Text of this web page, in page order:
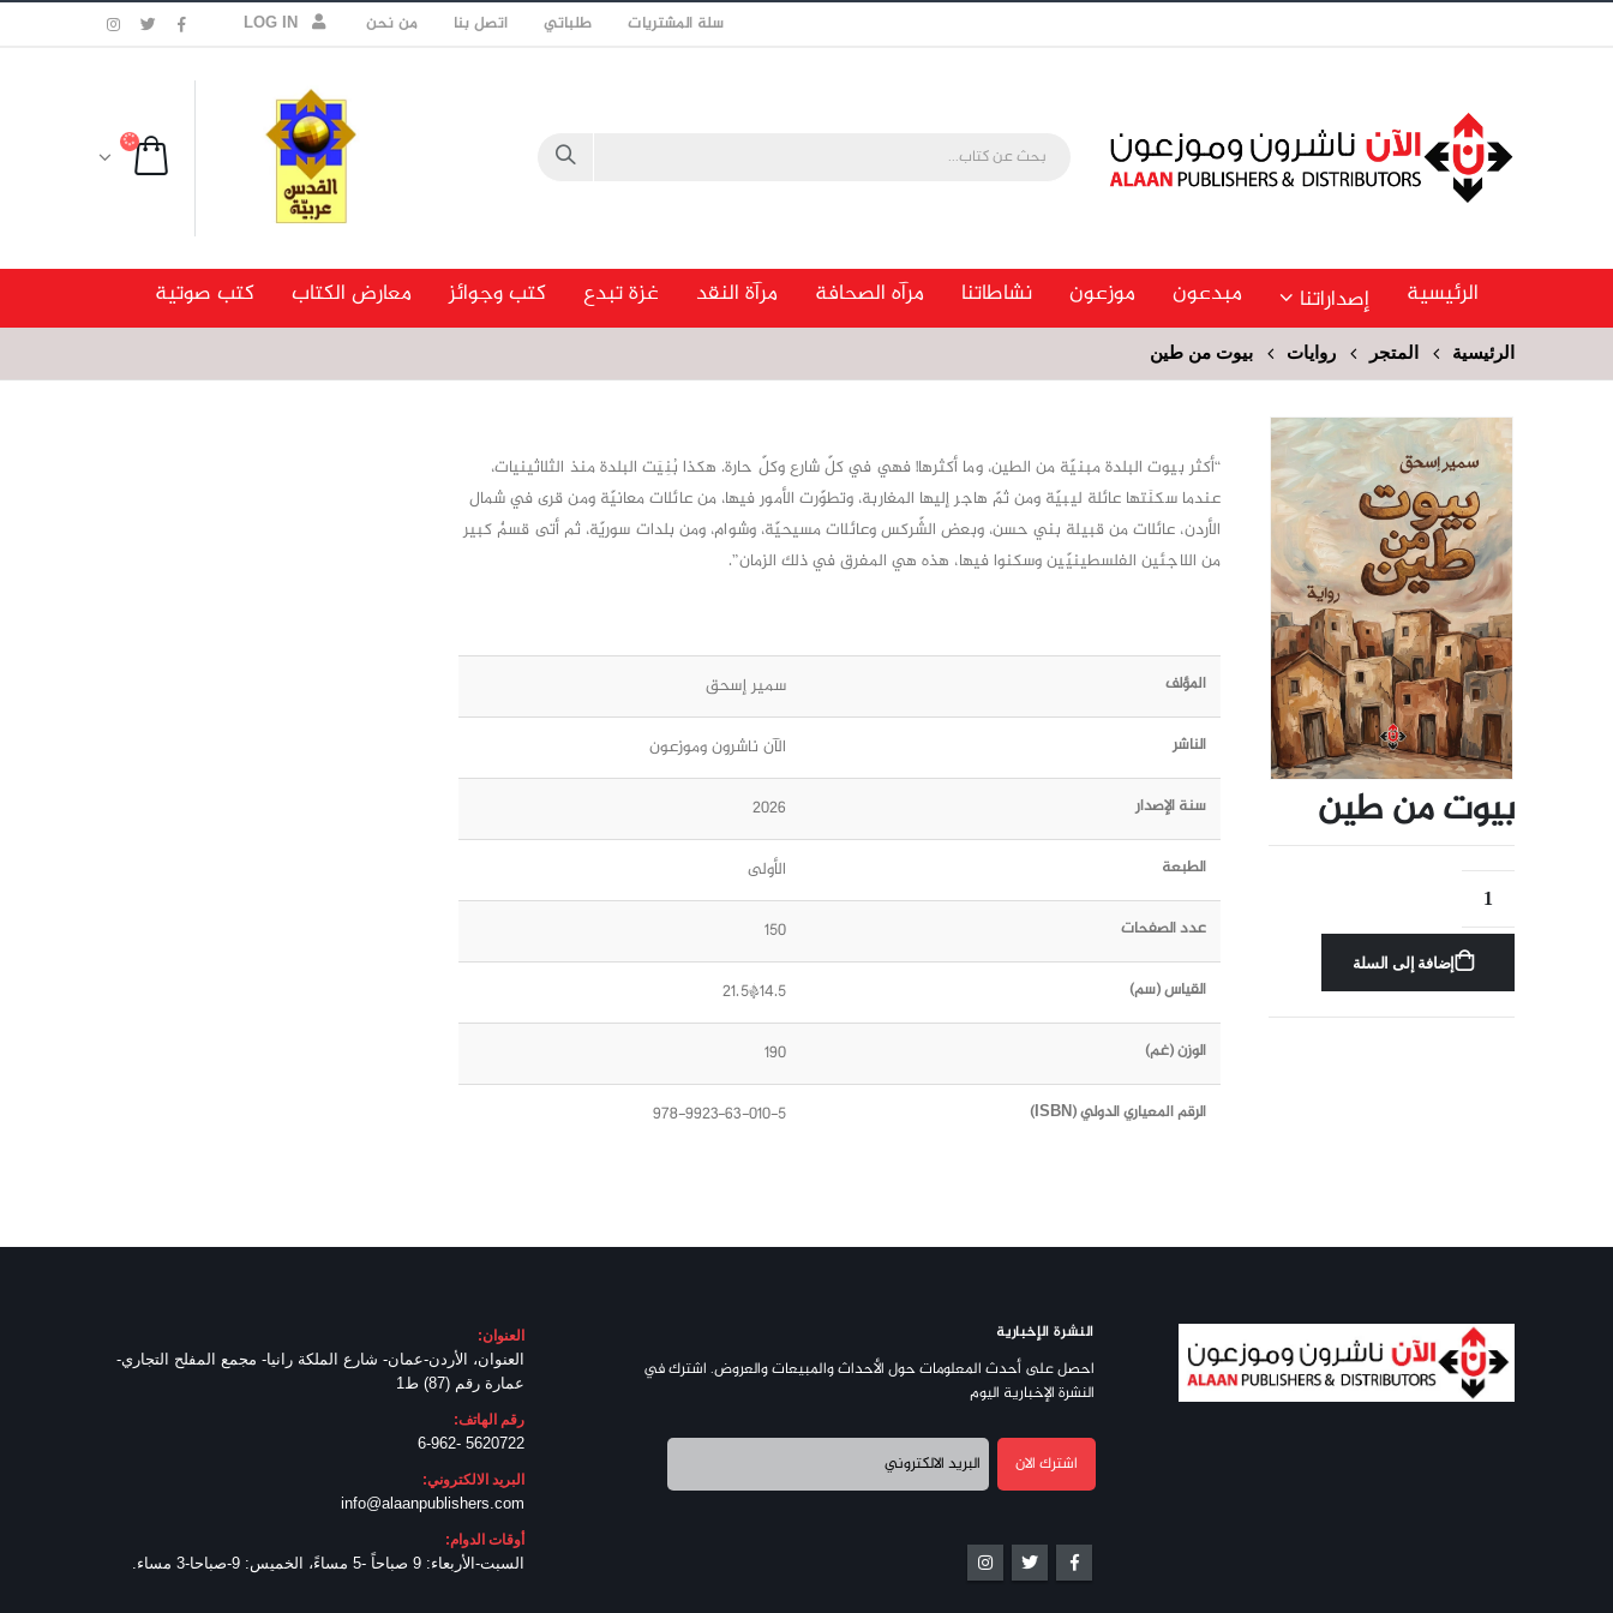
سلة المشتريات طلباتي اتصل بنا من نحن LOG IN
الرئيسية إصداراتنا مبدعون موزعون نشاطاتنا مرآه الصحافة مرآة النقد غزة تبدع كتب وجوائز معارض الكتاب كتب صوتية
الرئيسية المتجر روايات بيوت من طين
بيوت من طين
إضافة إلى السلة
“أكثر بيوت البلدة مبنيّة من الطين، وما أكثرها! فهي في كلّ شارع وكلّ حارة. هكذا بُنِيَت البلدة منذ الثلاثينيات،
عندما سكنَتها عائلة ليبيّة ومن ثمّ هاجر إليها المغاربة، وتطوّرت الأمور فيها، من عائلات معانيّة ومن قرى في شمال
الأردن، عائلات من قبيلة بني حسن، وبعض الشّركس وعائلات مسيحيّة، وشوام، ومن بلدات سوريّة، ثم أتى قسمٌ كبير
من اللاجئين الفلسطينيّين وسكنوا فيها، هذه هي المفرق في ذلك الزمان”.
المؤلف سمير إسحق
الناشر الآن ناشرون وموزعون
سنة الإصدار 2026
الطبعة الأولى
عدد الصفحات 150
القياس (سم) 14.5*21.5
الوزن (غم) 190
الرقم المعياري الدولي (ISBN) 978-9923-63-010-5
النشرة الإخبارية
احصل على أحدث المعلومات حول الأحداث والمبيعات والعروض. اشترك في
النشرة الإخبارية اليوم
العنوان:
العنوان، الأردن-عمان- شارع الملكة رانيا- مجمع المفلح التجاري-
عمارة رقم (87) ط1
رقم الهاتف:
5620722 -6-962
البريد الالكتروني:
info@alaanpublishers.com
أوقات الدوام:
السبت-الأربعاء: 9 صباحاً -5 مساءً، الخميس: 9-صباحا-3 مساء.